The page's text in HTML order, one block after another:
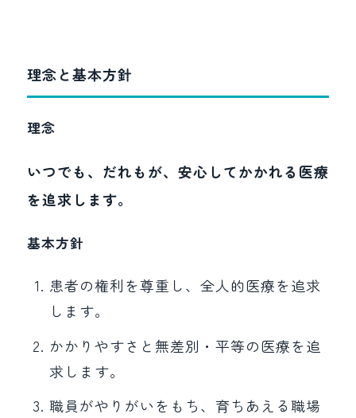
理念と基本方針
理念
いつでも、だれもが、安心してかかれる医療
を追求します。
基本方針
患者の権利を尊重し、全人的医療を追求
します。
かかりやすさと無差別・平等の医療を追
求します。
職員がやりがいをもち、育ちあえる職場